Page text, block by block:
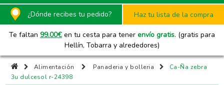
¿Dónde recibes tu pedido? Haz tu lista de la compra
Te faltan 99.00€ en tu cesta para tener envío gratis. (gratis para
Hellín, Tobarra y alrededores)
Alimentación Panaderia y bolleria
Ca-Ña zebra
3u dulcesol r-24398